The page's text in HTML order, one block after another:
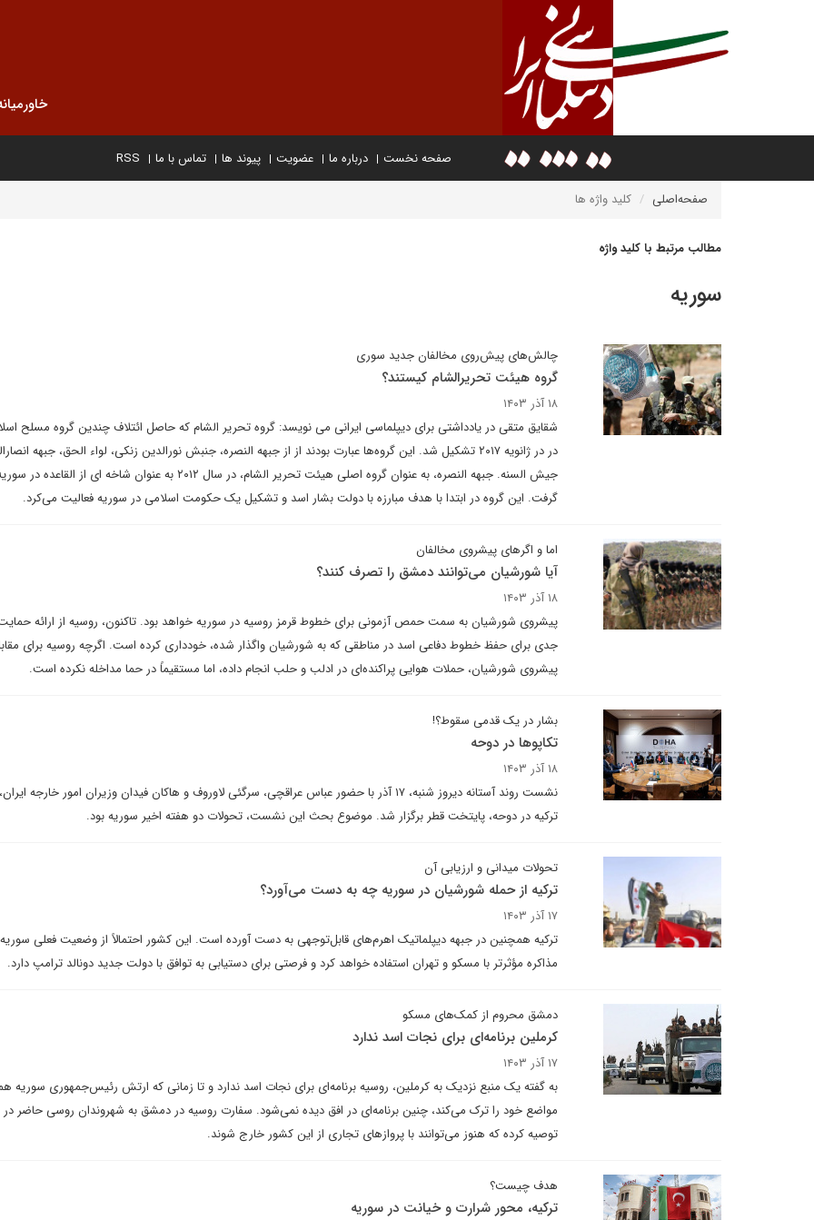
صفحه نخست درباره ما عضویت پیوند ها تماس با ما RSS
صفحه‌اصلی کلید واژه ها
مطالب مرتبط با کلید واژه
سوریه
چالش‌های پیش‌روی مخالفان جدید سوری
گروه هیئت تحریرالشام کیستند؟
۱۸ آذر ۱۴۰۳
شقایق متقی در یادداشتی برای دیپلماسی ایرانی می نویسد: گروه تحریر الشام که حاصل ائتلاف چندین گروه مسلح
در در ژانویه ۲۰۱۷ تشکیل شد. این گروه‌ها عبارت بودند از از جبهه النصره، جنبش نورالدین زنکی، لواء الحق، جبهه
جیش السنه. جبهه النصره، به عنوان گروه اصلی هیئت تحریر الشام، در سال ۲۰۱۲ به عنوان شاخه ای از
گرفت. این گروه در ابتدا با هدف مبارزه با دولت بشار اسد و تشکیل یک حکومت اسلامی در سوریه فعالیت می‌کرد.
اما و اگرهای پیشروی مخالفان
آیا شورشیان می‌توانند دمشق را تصرف کنند؟
۱۸ آذر ۱۴۰۳
پیشروی شورشیان به سمت حمص آزمونی برای خطوط قرمز روسیه در سوریه خواهد بود. تاکنون، روسیه از ارائه
جدی برای حفظ خطوط دفاعی اسد در مناطقی که به شورشیان واگذار شده، خودداری کرده است. اگرچه روسیه برای
پیشروی شورشیان، حملات هوایی پراکنده‌ای در ادلب و حلب انجام داده، اما مستقیماً در حما مداخله نکرده است.
بشار در یک قدمی سقوط؟!
تکاپوها در دوحه
۱۸ آذر ۱۴۰۳
نشست روند آستانه دیروز شنبه، ۱۷ آذر با حضور عباس عراقچی، سرگئی لاوروف و هاکان فیدان وزیران امور خارجه
ترکیه در دوحه، پایتخت قطر برگزار شد. موضوع بحث این نشست، تحولات دو هفته اخیر سوریه بود.
تحولات میدانی و ارزیابی آن
ترکیه از حمله شورشیان در سوریه چه به دست می‌آورد؟
۱۷ آذر ۱۴۰۳
ترکیه همچنین در جبهه دیپلماتیک اهرم‌های قابل‌توجهی به دست آورده است. این کشور احتمالاً از وضعیت فعلی سوریه
مذاکره مؤثرتر با مسکو و تهران استفاده خواهد کرد و فرصتی برای دستیابی به توافق با دولت جدید دونالد ترامپ دارد.
دمشق محروم از کمک‌های مسکو
کرملین برنامه‌ای برای نجات اسد ندارد
۱۷ آذر ۱۴۰۳
به گفته یک منبع نزدیک به کرملین، روسیه برنامه‌ای برای نجات اسد ندارد و تا زمانی که ارتش رئیس‌جمهوری سوریه
مواضع خود را ترک می‌کند، چنین برنامه‌ای در افق دیده نمی‌شود. سفارت روسیه در دمشق به شهروندان روسی حاضر
توصیه کرده که هنوز می‌توانند با پروازهای تجاری از این کشور خارج شوند.
هدف چیست؟
ترکیه، محور شرارت و خیانت در سوریه